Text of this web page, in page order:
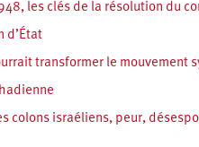
les clés de la résolution du
d’État
transformer le mouvement
colons israéliens, peur,